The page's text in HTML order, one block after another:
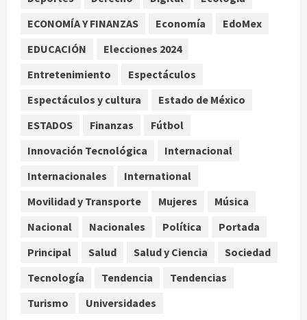
Palacio de los Deportes con su tour
‘Hades: The Sacrifice’
4
Sheinbaum defiende reestructura
de créditos del Infonavit y niega
agosto 9, 2026
Internacional
Colombia respalda soberanía de
TLC
ECONOMÍA Y FINANZAS
Economía
EdoMex
EDUCACIÓN
Elecciones 2024
Entretenimiento
Espectáculos
Espectáculos y cultura
Estado de México
ESTADOS
Finanzas
Fútbol
Innovación Tecnológica
Internacional
Internacionales
International
Movilidad y Transporte
Mujeres
Música
Nacional
Nacionales Política
Portada
Principal
Salud Salud y Ciencia
Sociedad
Tecnología
Tendencia
Tendencias
Turismo
Universidades